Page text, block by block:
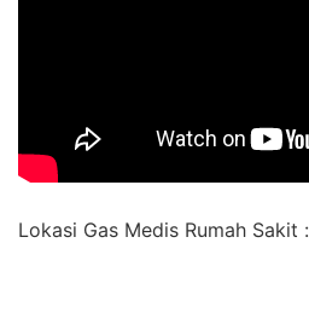
Lokasi Gas Medis Rumah Sakit :